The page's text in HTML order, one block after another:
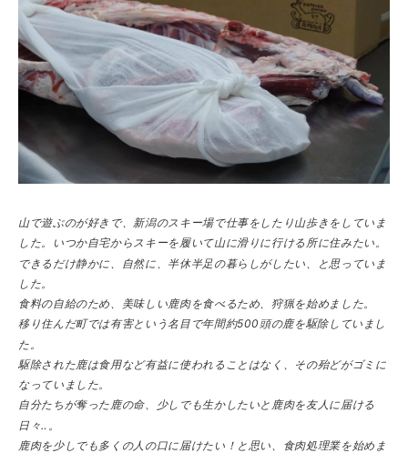
山で遊ぶのが好きで、新潟のスキー場で仕事をしたり山歩きをしていま
した。いつか自宅からスキーを履いて山に滑りに行ける所に住みたい。
できるだけ静かに、自然に、半休半足の暮らしがしたい、と思っていま
した。
食料の自給のため、美味しい鹿肉を食べるため、狩猟を始めました。
移り住んだ町では有害という名目で年間約500頭の鹿を駆除していまし
た。
駆除された鹿は食用など有益に使われることはなく、その殆どがゴミに
なっていました。
自分たちが奪った鹿の命、少しでも生かしたいと鹿肉を友人に届ける
日々‥。
鹿肉を少しでも多くの人の口に届けたい！と思い、食肉処理業を始めま